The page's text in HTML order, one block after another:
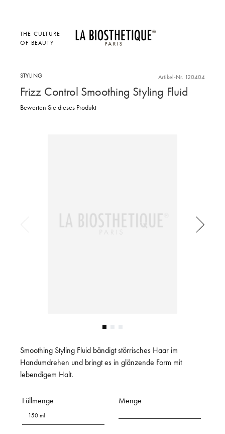
THE CULTURE
OF BEAUTY
STYLING Artikel-Nr. 120404
Frizz Control Smoothing Styling Fluid
Bewerten Sie dieses Produkt
Smoothing Styling Fluid bändigt störrisches Haar im
Handumdrehen und bringt es in glänzende Form mit
lebendigem Halt.
Füllmenge
150 ml
Menge